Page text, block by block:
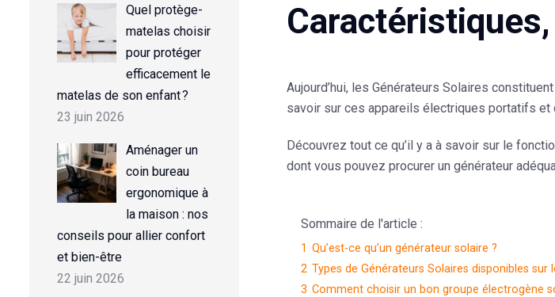
Quel protège-
matelas choisir
pour protéger
efficacement le
matelas de son enfant ?
23 juin 2026
Aménager un
coin bureau
ergonomique à
la maison : nos
conseils pour allier confort
et bien-être
22 juin 2026
Aujourd’hui, les Générateurs Solaires
savoir sur ces appareils électriques portatifs et
Découvrez tout ce qu’il y a à savoir sur le
dont vous pouvez procurer un générateur
Sommaire de l'article :
1 Qu’est-ce qu’un générateur solaire ?
2 Types de Générateurs Solaires disponibles sur
3 Comment choisir un bon groupe électrogène